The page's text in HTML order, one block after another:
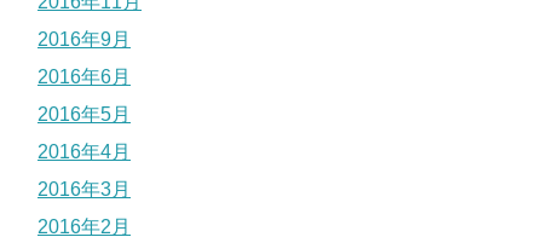
2016年9月
2016年6月
2016年5月
2016年4月
2016年3月
2016年2月